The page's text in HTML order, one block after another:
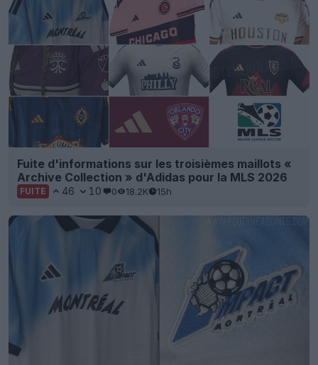
Fuite d'informations sur les troisièmes maillots «
Archive Collection » d'Adidas pour la MLS 2026
FUITE 46 10 0 18.2K 15h